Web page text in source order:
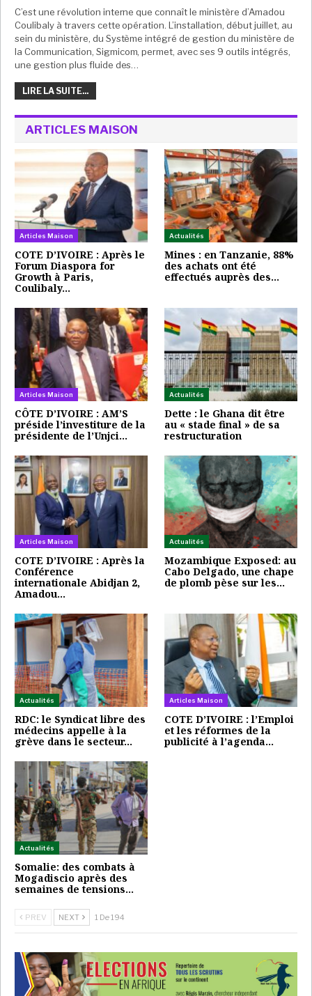
C’est une révolution interne que connaît le ministère d’Amadou
Coulibaly à travers cette opération. L’installation, début juillet, au
sein du ministère, du Système intégré de gestion du ministère de
la Communication, Sigmicom, permet, avec ses 9 outils intégrés,
une gestion plus fluide des…
LIRE LA SUITE...
ARTICLES MAISON
Articles Maison
COTE D’IVOIRE : Après le
Forum Diaspora for
Growth à Paris,
Coulibaly…
Actualités
Mines : en Tanzanie, 88%
des achats ont été
effectués auprès des…
Articles Maison
CÔTE D’IVOIRE : AM’S
préside l’investiture de la
présidente de l’Unjci…
Actualités
Dette : le Ghana dit être
au « stade final » de sa
restructuration
Articles Maison
COTE D’IVOIRE : Après la
Conférence
internationale Abidjan 2,
Amadou…
Actualités
Mozambique Exposed: au
Cabo Delgado, une chape
de plomb pèse sur les…
Actualités
RDC: le Syndicat libre des
médecins appelle à la
grève dans le secteur…
Articles Maison
COTE D’IVOIRE : l’Emploi
et les réformes de la
publicité à l’agenda…
Actualités
Somalie: des combats à
Mogadiscio après des
semaines de tensions…
PREV NEXT 1 De 194